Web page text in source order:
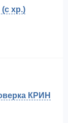
хр.)
КРИН